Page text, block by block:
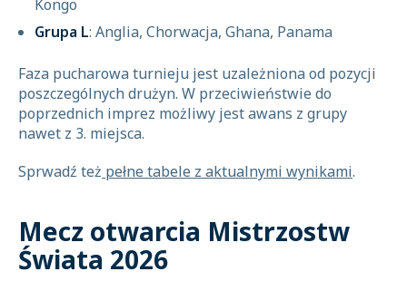
Kongo
Grupa L: Anglia, Chorwacja, Ghana, Panama
Faza pucharowa turnieju jest uzależniona od pozycji
poszczególnych drużyn. W przeciwieństwie do
poprzednich imprez możliwy jest awans z grupy
nawet z 3. miejsca.
Sprwadź też pełne tabele z aktualnymi wynikami.
Mecz otwarcia Mistrzostw
Świata 2026